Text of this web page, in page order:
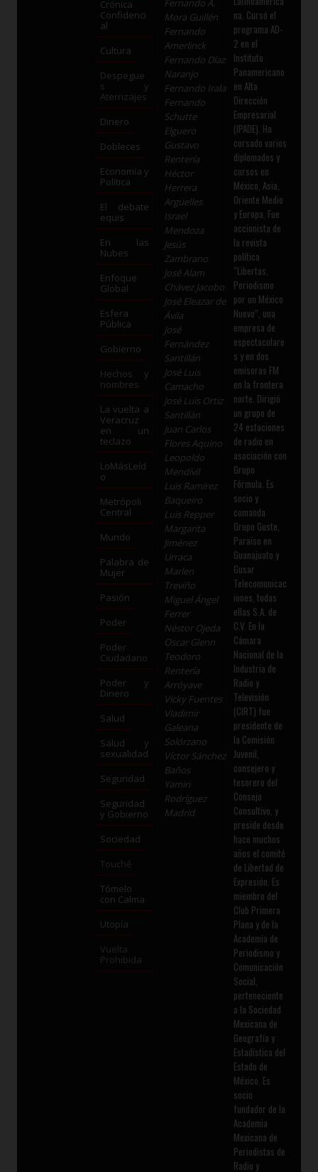
Crónica
Confidenci
al
Cultura
Despegue
s y
Aterrizajes
Dinero
Dobleces
Economía y
Política
El debate
equis
En las
Nubes
Enfoque
Global
Esfera
Pública
Gobierno
Hechos y
nombres
La vuelta a
Veracruz
en un
teclazo
LoMásLeíd
o
Metrópoli
Central
Mundo
Palabra de
Mujer
Pasión
Poder
Poder
Ciudadano
Poder y
Dinero
Salud
Salud y
sexualidad
Seguridad
Seguridad
y Gobierno
Sociedad
Touché
Tómelo
con Calma
Utopía
Vuelta
Prohibida
Fernando A.
Mora Guillén
Fernando
Amerlinck
Fernando Díaz
Naranjo
Fernando Irala
Fernando
Schutte
Elguero
Gustavo
Rentería
Héctor
Herrera
Argüelles
Israel
Mendoza
Jesús
Zambrano
José Alam
Chávez Jacobo
José Eleazar de
Ávila
José
Fernández
Santillán
José Luis
Camacho
José Luis Ortiz
Santillán
Juan Carlos
Flores Aquino
Leopoldo
Mendívil
Luis Ramírez
Baqueiro
Luis Repper
Margarita
Jiménez
Urraca
Marlen
Treviño
Miguel Ángel
Ferrer
Néstor Ojeda
Oscar Glenn
Teodoro
Rentería
Arróyave
Vicky Fuentes
Vladimir
Galeana
Solórzano
Víctor Sánchez
Baños
Yamiri
Rodríguez
Madrid
na. Cursó el
programa AD-
2 en el
Instituto
Panamericano
en Alta
Dirección
Empresarial
(IPADE). Ha
cursado varios
diplomados y
cursos en
México, Asia,
Oriente Medio
y Europa. Fue
accionista de
la revista
política
“Libertas,
Periodismo
por un México
Nuevo”, una
empresa de
espectaculare
s y en dos
emisoras FM
en la frontera
norte. Dirigió
un grupo de
24 estaciones
de radio en
asociación con
Grupo
Fórmula. Es
socio y
comanda
Grupo Guste,
Paraíso en
Guanajuato y
Gusar
Telecomunicac
iones, todas
ellas S.A. de
C.V. En la
Cámara
Nacional de la
Industria de
Radio y
Televisión
(CIRT) fue
presidente de
la Comisión
Juvenil,
consejero y
tesorero del
Consejo
Consultivo, y
preside desde
hace muchos
años el comité
de Libertad de
Expresión. Es
miembro del
Club Primera
Plana y de la
Academia de
Periodismo y
Comunicación
Social,
perteneciente
a la Sociedad
Mexicana de
Geografía y
Estadística del
Estado de
México. Es
socio
fundador de la
Academia
Mexicana de
Periodistas de
Radio y